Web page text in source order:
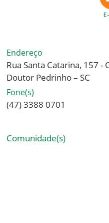
Endereço
Rua Santa Catarina, 157 -
Doutor Pedrinho – SC
Fone(s)
(47) 3388 0701
Comunidade(s)